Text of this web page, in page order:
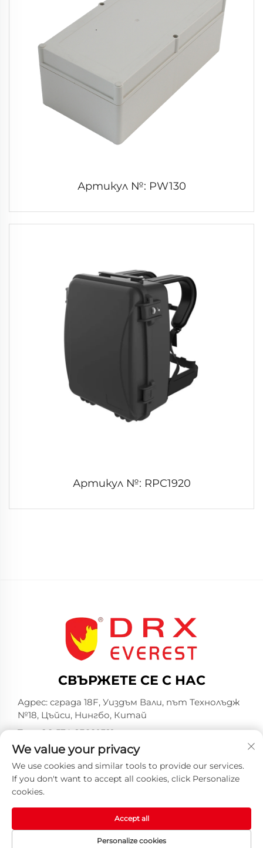
Артикул №: PW130
Артикул №: RPC1920
СВЪРЖЕТЕ СЕ С НАС
Адрес: сграда 18F, Уиздъм Вали, път Технолъдж
№18, Цъйси, Нингбо, Китай
Тел.:+86-574-23660321
Имейл: [email protected]
Всички права запазени © 2025 от Индустриална
компания Хуаншан DRX ООД -Политика за
We value your privacy
We use cookies and similar tools to provide our services.
If you don't want to accept all cookies, click Personalize
cookies.
Personalize cookies
Accept all